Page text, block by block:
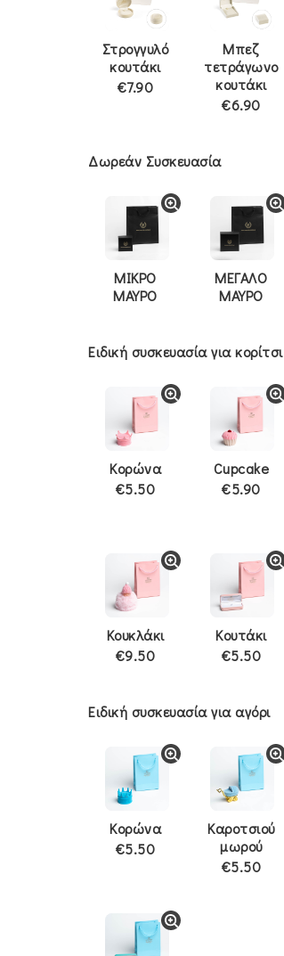
Στρογγυλό
κουτάκι
€7.90
Μπεζ
τετράγωνο
κουτάκι
€6.90
Δωρεάν Συσκευασία
ΜΙΚΡΟ
ΜΑΥΡΟ
ΜΕΓΑΛΟ
ΜΑΥΡΟ
Ειδική συσκευασία για κορίτσι
Κορώνα
€5.50
Cupcake
€5.90
Κουκλάκι
€9.50
Κουτάκι
€5.50
Ειδική συσκευασία για αγόρι
Κορώνα
€5.50
Καροτσιού
μωρού
€5.50